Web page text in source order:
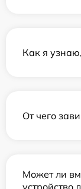
Как я узнаю,
От чего
Может ли
устройство